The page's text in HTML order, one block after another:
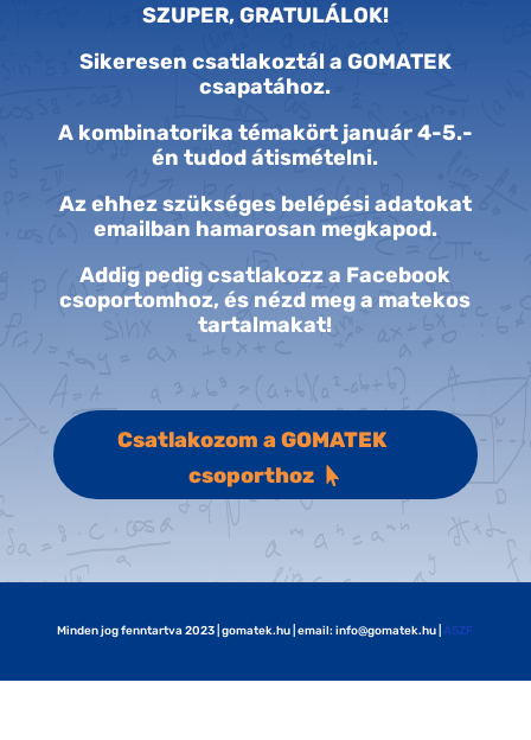
SZUPER, GRATULÁLOK!
Sikeresen csatlakoztál a GOMATEK
csapatához.
A kombinatorika témakört január 4-5.-
én tudod átismételni.
Az ehhez szükséges belépési adatokat
emailban hamarosan megkapod.
Addig pedig csatlakozz a Facebook
csoportomhoz, és nézd meg a matekos
tartalmakat!
Csatlakozom a GOMATEK
csoporthoz
Minden jog fenntartva 2023 | gomatek.hu | email: info@gomatek.hu |ÁSZF